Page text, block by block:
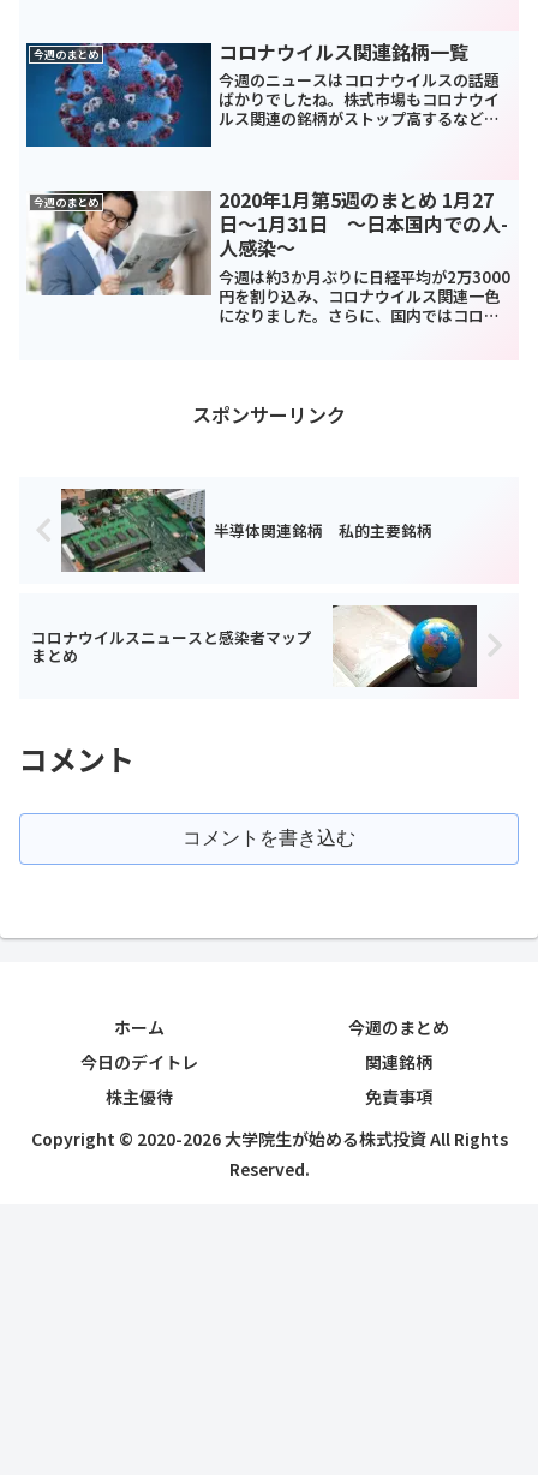
万円割れ。3月13日(金)には、年初来の日
経平均の下...
今週のまとめ コロナウイルス関連銘柄一覧
今週のニュースはコロナウイルスの話題
ばかりでしたね。株式市場もコロナウイ
ルス関連の銘柄がストップ高するなど注
者が見つかったとニュー...
今週のまとめ
2020年1月第5週のまとめ 1月27
日～1月31日 ～日本国内での人-
人感染～
今週は約3か月ぶりに日経平均が2万3000
円を割り込み、コロナウイルス関連一色
になりました。さらに、国内ではコロナ
スポンサーリンク
半導体関連銘柄 私的主要銘柄
コロナウイルスニュースと感染者マップ
まとめ
コメント
コメントを書き込む
ホーム
今週のまとめ
今日のデイトレ
関連銘柄
株主優待
免責事項
Copyright © 2020-2026 大学院生が始める株式投資 All Rights
Reserved.